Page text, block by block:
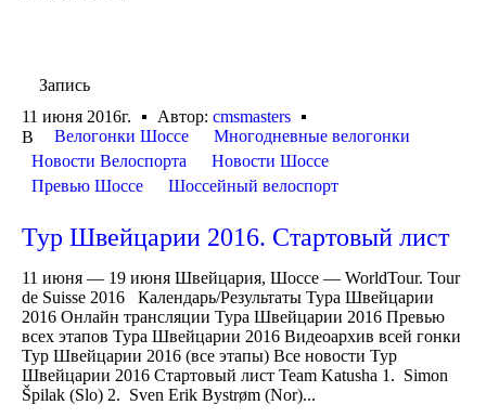
Запись
11 июня 2016г.
Автор: cmsmasters
В
Велогонки Шоссе
Многодневные велогонки
Новости Велоспорта
Новости Шоссе
Превью Шоссе
Шоссейный велоспорт
Тур Швейцарии 2016. Стартовый лист
11 июня — 19 июня Швейцария, Шоссе — WorldTour. Tour
de Suisse 2016 Календарь/Результаты Тура Швейцарии
2016 Онлайн трансляции Тура Швейцарии 2016 Превью
всех этапов Тура Швейцарии 2016 Видеоархив всей гонки
Тур Швейцарии 2016 (все этапы) Все новости Тур
Швейцарии 2016 Стартовый лист Team Katusha 1. Simon
Špilak (Slo) 2. Sven Erik Bystrøm (Nor)...